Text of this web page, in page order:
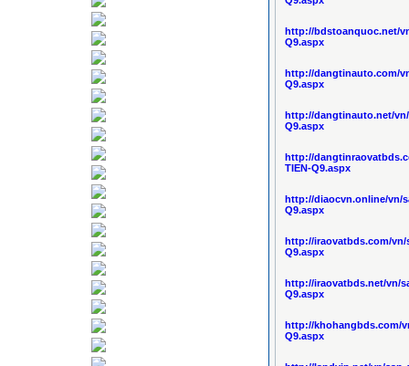
http://bdstoanquoc.net/
Q9.aspx
http://dangtinauto.com/
Q9.aspx
http://dangtinauto.net/vn/
Q9.aspx
http://
TIEN-Q9.aspx
http://diaocvn.online/vn/
Q9.aspx
http://iraovatbds.com/vn/
Q9.aspx
http://iraovatbds.net/vn/
Q9.aspx
http://khohangbds.com/
Q9.aspx